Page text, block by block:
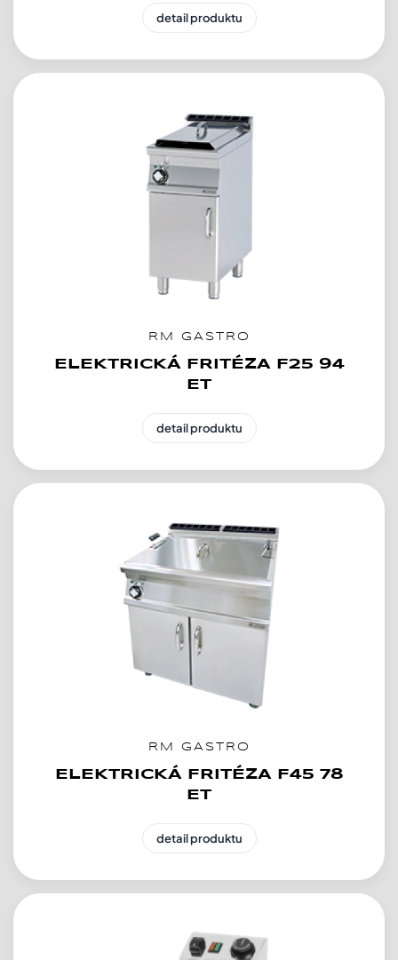
detail produktu
RM GASTRO
ELEKTRICKÁ FRITÉZA F25 94
ET
detail produktu
RM GASTRO
ELEKTRICKÁ FRITÉZA F45 78
ET
detail produktu